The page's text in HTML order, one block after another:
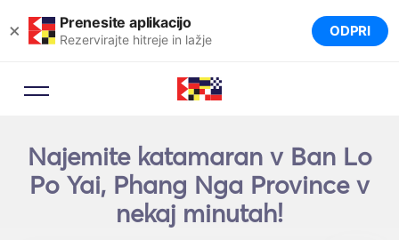
× Prenesite aplikacijo
Rezervirajte hitreje in lažje ODPRI
Najemite katamaran v Ban Lo
Po Yai, Phang Nga Province v
nekaj minutah!